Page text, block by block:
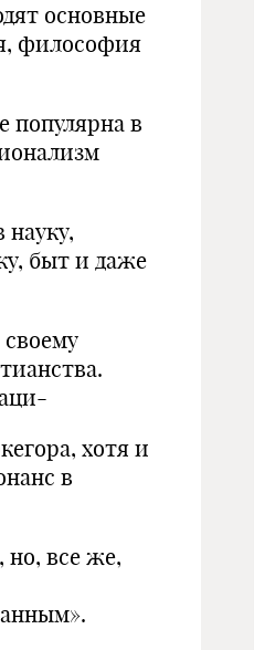
основные
философия
популярна в
науку,
быт и даже
хотя и
в
но, все же,